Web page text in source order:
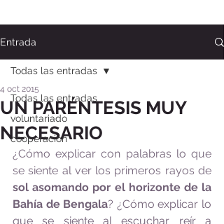
Entrada
Todas las entradas
voluntariado
cooperación
Todas las entradas
UN PARÉNTESIS MUY
NECESARIO
4 oct 2015
¿Cómo explicar con palabras lo que
sol asomando por el horizonte de la
Bahía de Bengala? ¿Cómo explicar lo
que se siente al escuchar reír a